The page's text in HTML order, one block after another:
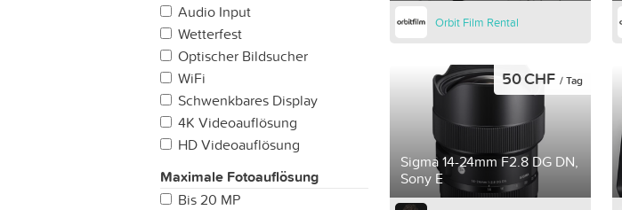
Audio Input
Wetterfest
Optischer Bildsucher
WiFi
Schwenkbares Display
4K Videoauflösung
HD Videoauflösung
Maximale Fotoauflösung
Bis 20 MP
Orbit Film Rental
Sigma 14-24mm F2.8 DG DN,
Sony E
50 CHF / Tag